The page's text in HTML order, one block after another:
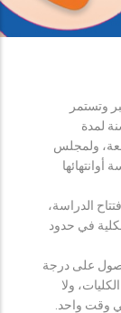
وتستمر
لمدة
ولمجلس
أوانتهائها
الدراسة،
في حدود
على درجة
ولا
وقت واحد.